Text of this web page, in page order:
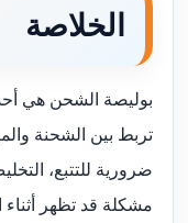
الخلاصة
بوليصة الشحن هي
تربط بين الشحنة
ضرورية للتتبع،
مشكلة قد تظهر أثناء